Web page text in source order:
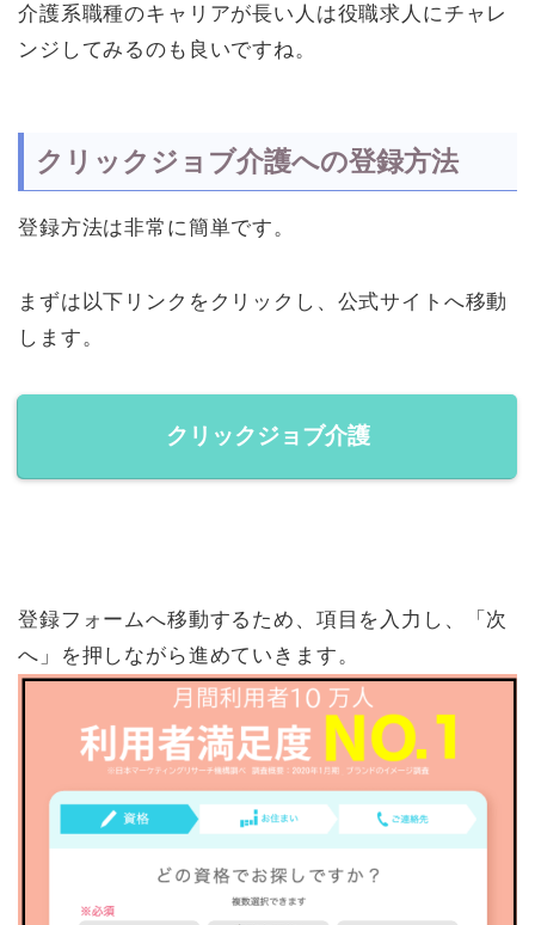
介護系職種のキャリアが長い人は役職求人にチャレ
ンジしてみるのも良いですね。
クリックジョブ介護への登録方法
登録方法は非常に簡単です。
まずは以下リンクをクリックし、公式サイトへ移動
します。
クリックジョブ介護
登録フォームへ移動するため、項目を入力し、「次
へ」を押しながら進めていきます。